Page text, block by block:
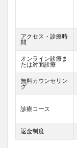
アクセス・診療時
間
オンライン診療ま
たは対面診療
無料カウンセリン
グ
診療コース
返金制度